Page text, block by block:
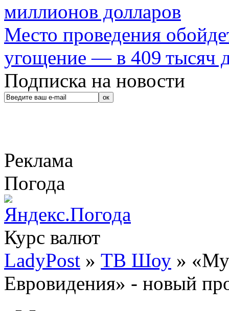
миллионов долларов
Место проведения
угощение — в 409 тысяч
Подписка на новости
Реклама
Погода
Курс валют
LadyPost » ТВ Шоу »
Евровидения» - новый